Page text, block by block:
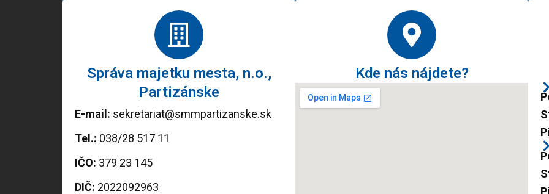
Správa majetku mesta, n.o.,
Partizánske
E-mail: sekretariat@smmpartizanske.sk
Tel.: 038/28 517 11
IČO: 379 23 145
DIČ: 2022092963
Kde nás nájdete?